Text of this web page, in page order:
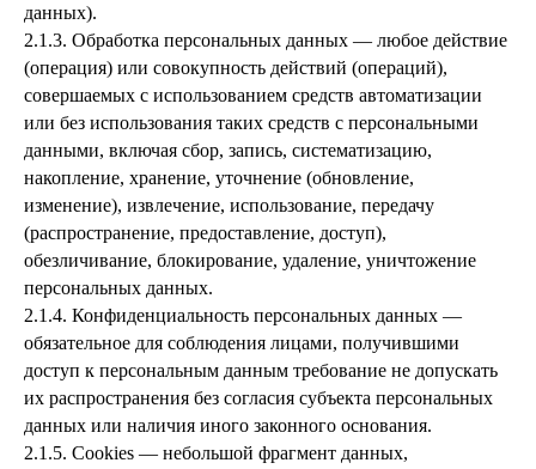
данных).
2.1.3. Обработка персональных данных — любое действие
(операция) или совокупность действий (операций),
совершаемых с использованием средств автоматизации
или без использования таких средств с персональными
данными, включая сбор, запись, систематизацию,
накопление, хранение, уточнение (обновление,
изменение), извлечение, использование, передачу
(распространение, предоставление, доступ),
обезличивание, блокирование, удаление, уничтожение
персональных данных.
2.1.4. Конфиденциальность персональных данных —
обязательное для соблюдения лицами, получившими
доступ к персональным данным требование не допускать
их распространения без согласия субъекта персональных
данных или наличия иного законного основания.
2.1.5. Cookies — небольшой фрагмент данных,